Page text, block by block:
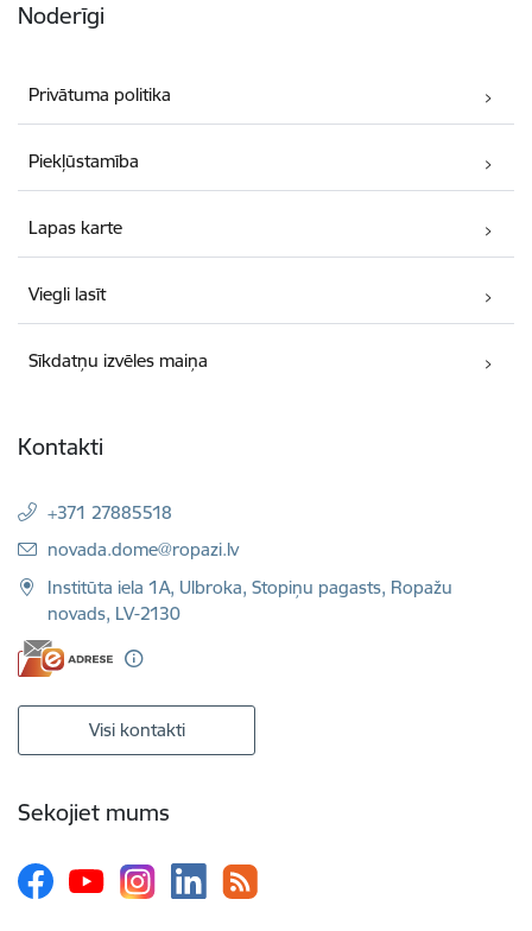
Noderīgi
Privātuma politika
Piekļūstamība
Lapas karte
Viegli lasīt
Sīkdatņu izvēles maiņa
Kontakti
+371 27885518
E-pasts:
novada.dome@ropazi.lv
Institūta iela 1A, Ulbroka, Stopiņu pagasts, Ropažu
novads, LV-2130
Visi kontakti
Sekojiet mums